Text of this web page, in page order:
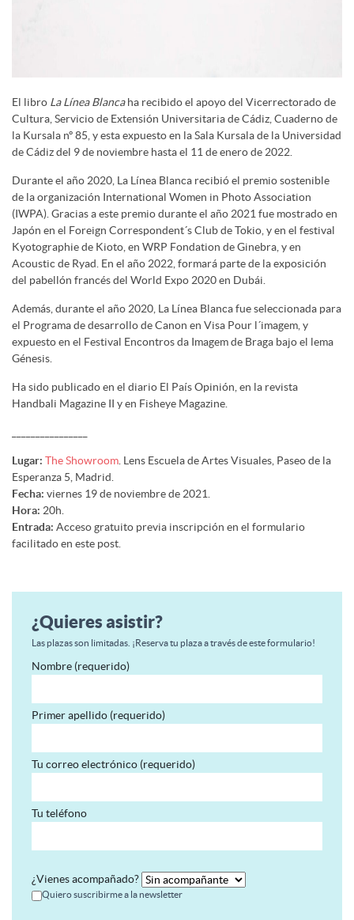
El libro La Línea Blancaha recibido el apoyo del Vicerrectorado de
Cultura, Servicio de Extensión Universitaria de Cádiz, Cuaderno de
la Kursala nº 85, y esta expuesto en la Sala Kursala de la Universidad
de Cádiz del 9 de noviembre hasta el 11 de enero de 2022.
Durante el año 2020, La Línea Blanca recibió el premio sostenible
de la organización International Women in Photo Association
(IWPA). Gracias a este premio durante el año 2021 fue mostrado en
Japón en el Foreign Correspondent´s Club de Tokio, y en el festival
Kyotographie de Kioto, en WRP Fondation de Ginebra, y en
Acoustic de Ryad. En el año 2022, formará parte de la exposición
del pabellón francés del World Expo 2020 en Dubái.
Además, durante el año 2020, La Línea Blanca fue seleccionada para
el Programa de desarrollo de Canon en Visa Pour l´imagem, y
expuesto en el Festival Encontros da Imagem de Braga bajo el lema
Génesis.
Ha sido publicado en el diario El País Opinión, en la revista
Handbali Magazine II y en Fisheye Magazine.
Lugar: The Showroom . Lens Escuela de Artes Visuales, Paseo de la
Esperanza 5, Madrid.
Fecha: viernes 19 de noviembre de 2021.
Hora: 20h.
Entrada: Acceso gratuito previa inscripción en el formulario
facilitado en este post.
¿Quieres asistir?
Las plazas son limitadas. ¡Reserva tu plaza a través de este formulario!
Nombre (requerido)
Primer apellido (requerido)
Tu correo electrónico (requerido)
Tu teléfono
¿Vienes acompañado?
Quiero suscribirme a la newsletter